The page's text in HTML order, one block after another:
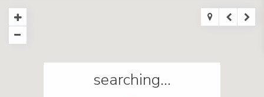
searching...